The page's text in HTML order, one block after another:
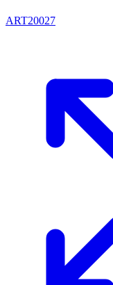
ART20027